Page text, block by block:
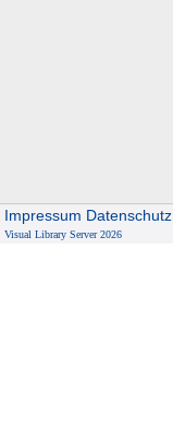
Impressum Datenschutz
Visual Library Server 2026